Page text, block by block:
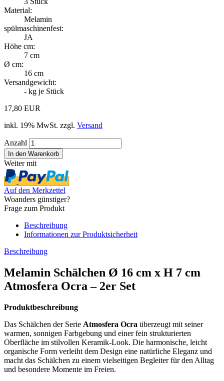
Material:
Melamin
spülmaschinenfest:
JA
Höhe cm:
7 cm
Ø cm:
16 cm
Versandgewicht:
- kg je Stück
17,80 EUR
inkl. 19% MwSt. zzgl. Versand
Anzahl
Weiter mit
Auf den Merkzettel
Woanders günstiger?
Frage zum Produkt
Beschreibung
Informationen zur Produktsicherheit
Beschreibung
Melamin Schälchen Ø 16 cm x H 7 cm
Atmosfera Ocra – 2er Set
Produktbeschreibung
Das Schälchen der Serie Atmosfera Ocra überzeugt mit seiner
warmen, sonnigen Farbgebung und einer fein strukturierten
Oberfläche im stilvollen Keramik-Look. Die harmonische, leicht
organische Form verleiht dem Design eine natürliche Eleganz und
macht das Schälchen zu einem vielseitigen Begleiter für den Alltag
und besondere Momente im Freien.